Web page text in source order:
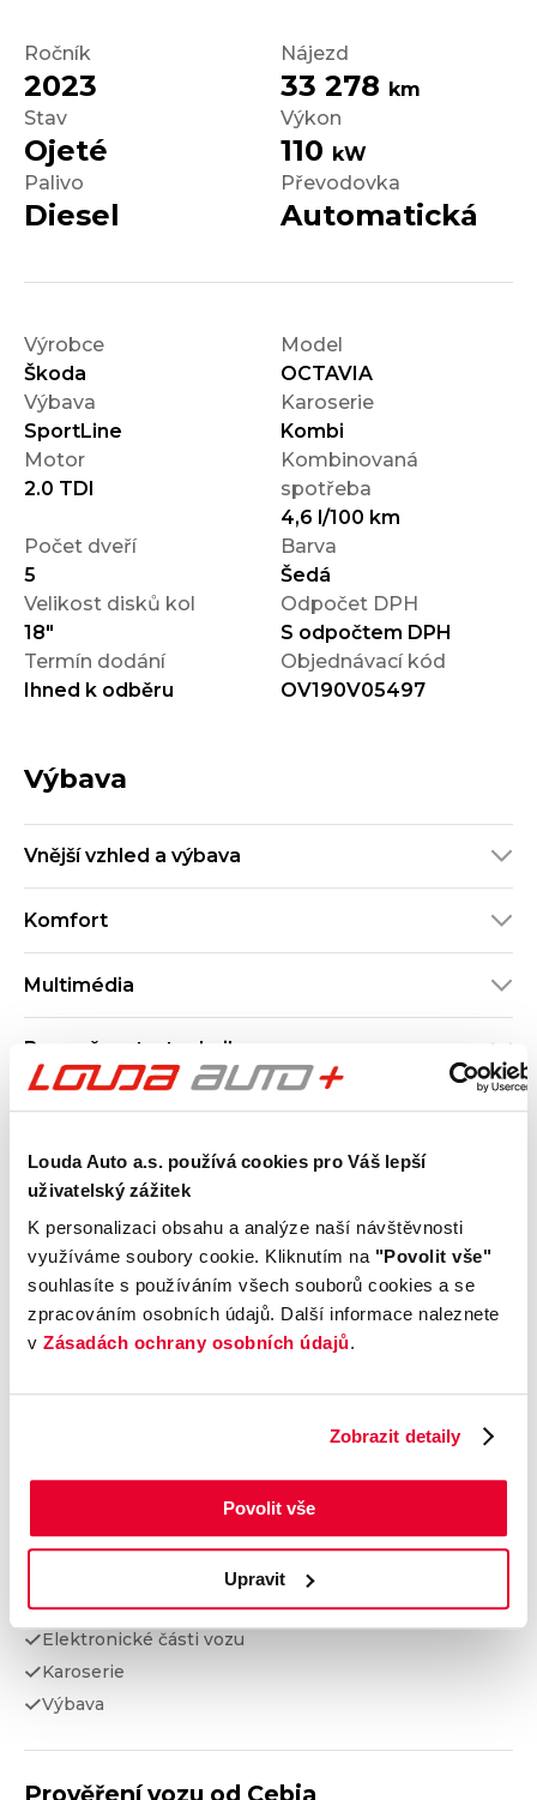
Louda Auto a.s. používá cookies pro Váš lepší
uživatelský zážitek
K personalizaci obsahu a analýze naší návštěvnosti
využíváme soubory cookie. Kliknutím na "Povolit vše"
souhlasíte s používáním všech souborů cookies a se
zpracováním osobních údajů. Další informace naleznete
v Zásadách ochrany osobních údajů.
Zobrazit detaily
Povolit vše
Upravit
Ročník
2023
Nájezd
33 278 km
Stav
Ojeté
Výkon
110 kW
Palivo
Diesel
Převodovka
Automatická
Výrobce
Škoda
Model
OCTAVIA
Výbava
SportLine
Karoserie
Kombi
Motor
2.0 TDI
Kombinovaná
spotřeba
4,6 l/100 km
Počet dveří
5
Barva
Šedá
Velikost disků kol
18"
Odpočet DPH
S odpočtem DPH
Termín dodání
Ihned k odběru
Objednávací kód
OV190V05497
Výbava
Vnější vzhled a výbava
Komfort
Multimédia
Bezpečnost a technika
Základní informace
Dvakrát prověřeno
Vůz prošel dvojitým prověřením. Důkladnou kontrolou
technického stavu a prověřením vozu od Cebia, díky
kterému získáte garanci původu, historie, ověříte si
nájezd kilometrů a získáte i další informace. Dvojité
Kontrola technického stavu
Motor
Nápravy a podvozek
Brzdy
Elektronické části vozu
Karoserie
Výbava
Prověření vozu od Cebia